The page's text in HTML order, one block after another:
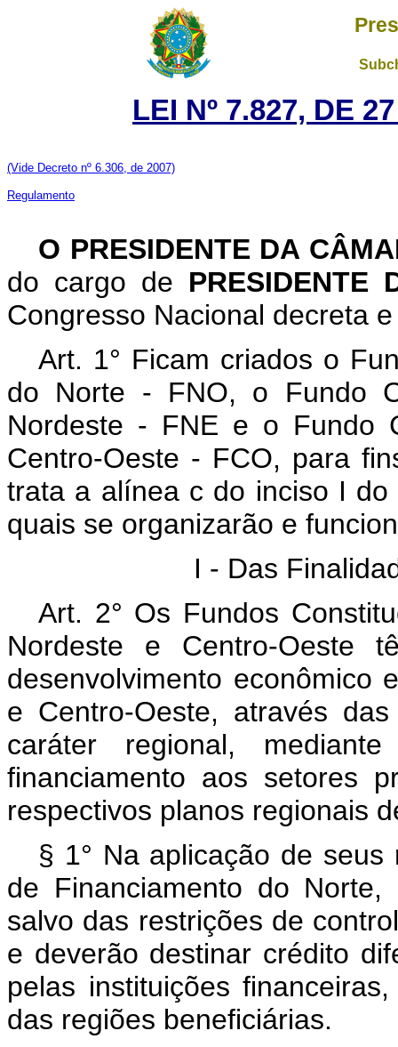
LEI Nº 7.827, DE
(Vide Decreto nº 6.306, de 2007)
Regulamento
O PRESIDENTE DA
do cargo de PRESIDENTE
Congresso Nacional decreta
Art. 1° Ficam criados o
do Norte - FNO, o Fundo
Nordeste - FNE e o Fundo
Centro-Oeste - FCO, para
trata a alínea c do inciso I
quais se organizarão e
I - Das
Art. 2° Os Fundos
Nordeste e Centro-Oeste
desenvolvimento econômico
e Centro-Oeste, através
caráter regional,
financiamento aos setores
respectivos planos regionais
§ 1° Na aplicação de
de Financiamento do
salvo das restrições de
e deverão destinar crédito
pelas instituições
das regiões beneficiárias.